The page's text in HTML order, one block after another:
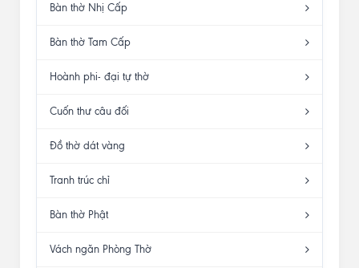
Bàn thờ Nhị Cấp
Bàn thờ Tam Cấp
Hoành phi- đại tự thờ
Cuốn thư câu đối
Đồ thờ dát vàng
Tranh trúc chỉ
Bàn thờ Phật
Vách ngăn Phòng Thờ